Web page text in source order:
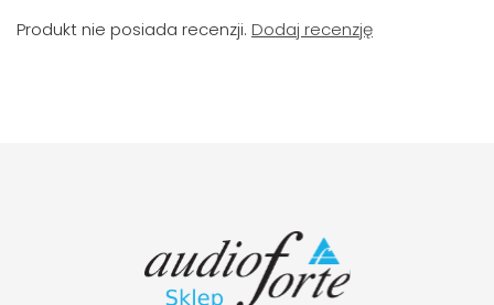
Produkt nie posiada recenzji. Dodaj recenzję